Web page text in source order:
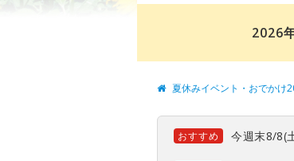
2026
夏休みイベント・おでかけ
おすすめ 今週末8/8(